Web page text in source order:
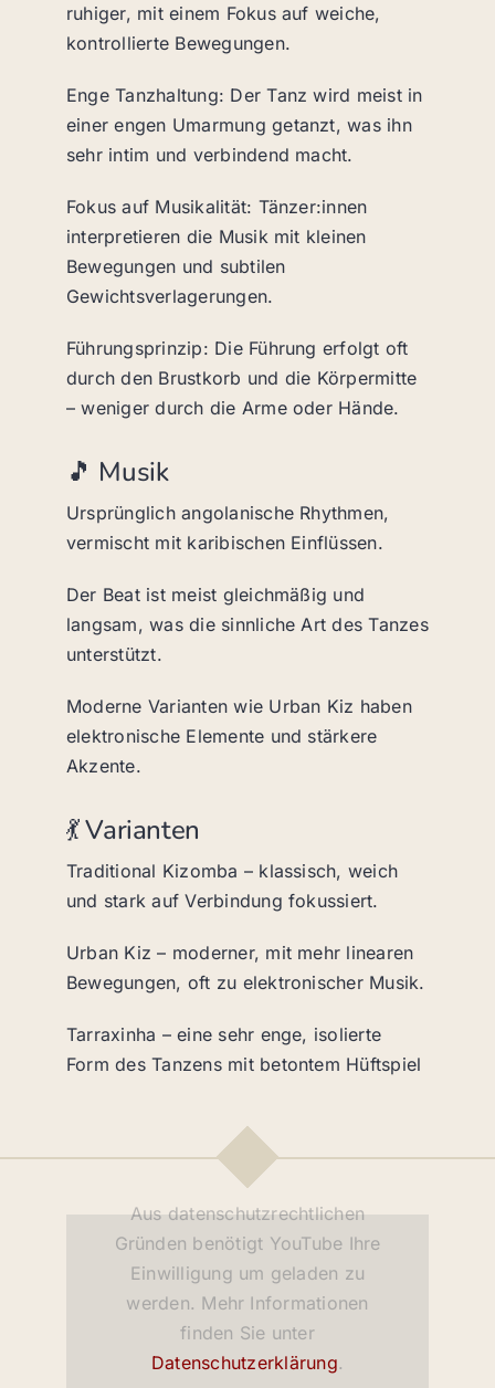
ruhiger, mit einem Fokus auf weiche,
kontrollierte Bewegungen.
Enge Tanzhaltung: Der Tanz wird meist in
einer engen Umarmung getanzt, was ihn
sehr intim und verbindend macht.
Fokus auf Musikalität: Tänzer:innen
interpretieren die Musik mit kleinen
Bewegungen und subtilen
Gewichtsverlagerungen.
Führungsprinzip: Die Führung erfolgt oft
durch den Brustkorb und die Körpermitte
– weniger durch die Arme oder Hände.
🎵 Musik
Ursprünglich angolanische Rhythmen,
vermischt mit karibischen Einflüssen.
Der Beat ist meist gleichmäßig und
langsam, was die sinnliche Art des Tanzes
unterstützt.
Moderne Varianten wie Urban Kiz haben
elektronische Elemente und stärkere
Akzente.
💃 Varianten
Traditional Kizomba – klassisch, weich
und stark auf Verbindung fokussiert.
Urban Kiz – moderner, mit mehr linearen
Bewegungen, oft zu elektronischer Musik.
Tarraxinha – eine sehr enge, isolierte
Form des Tanzens mit betontem Hüftspiel
Aus datenschutzrechtlichen
Gründen benötigt YouTube Ihre
Einwilligung um geladen zu
werden. Mehr Informationen
finden Sie unter
Datenschutzerklärung.